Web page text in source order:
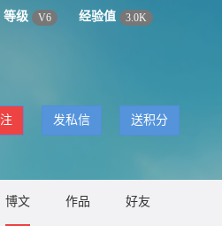
等级 V6 经验值 3.0K
发私信 送积分
博文 作品 好友